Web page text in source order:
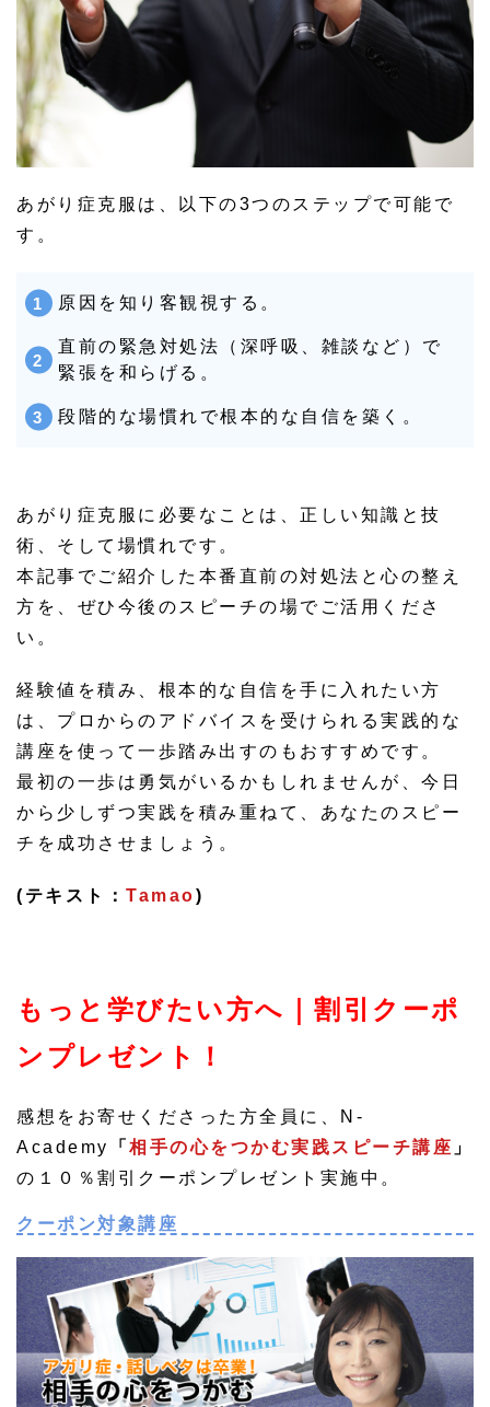
あがり症克服は、以下の3つのステップで可能で
す。
原因を知り客観視する。
直前の緊急対処法（深呼吸、雑談など）で
緊張を和らげる。
段階的な場慣れで根本的な自信を築く。
あがり症克服に必要なことは、正しい知識と技
術、そして場慣れです。
本記事でご紹介した本番直前の対処法と心の整え
方を、ぜひ今後のスピーチの場でご活用くださ
い。
経験値を積み、根本的な自信を手に入れたい方
は、プロからのアドバイスを受けられる実践的な
講座を使って一歩踏み出すのもおすすめです。
最初の一歩は勇気がいるかもしれませんが、今日
から少しずつ実践を積み重ねて、あなたのスピー
チを成功させましょう。
(テキスト： Tamao)
もっと学びたい方へ｜割引クーポ
ンプレゼント！
感想をお寄せくださった方全員に、N-
Academy
「 相手の心をつかむ実践スピーチ講座 」
の１０％割引クーポンプレゼント実施中。
クーポン対象講座